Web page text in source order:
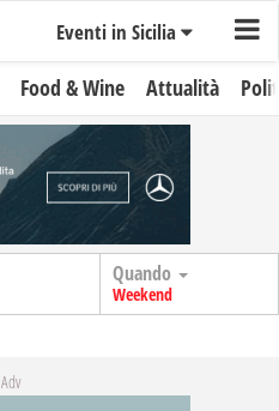
Eventi in Sicilia
Food & Wine Attualità
Quando
Weekend
Adv